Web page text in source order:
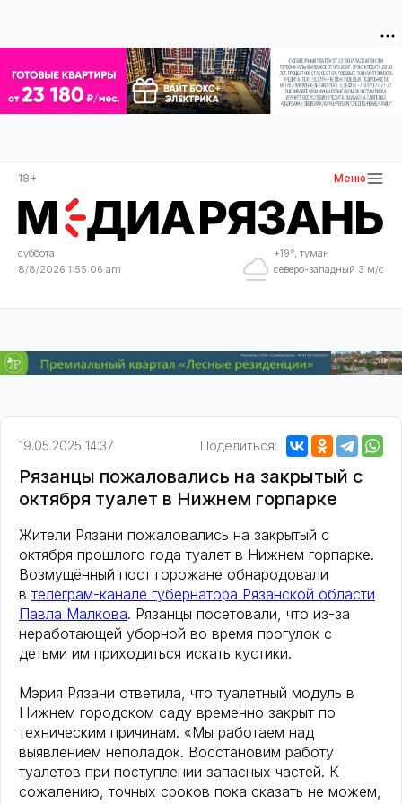
18+ Меню
суббота
8/8/2026 1:55:06 am
+19°, туман
северо-западный 3 м/с
19.05.2025 14:37 Поделиться:
Рязанцы пожаловались на закрытый с
октября туалет в Нижнем горпарке
Жители Рязани пожаловались на закрытый с
октября прошлого года туалет в Нижнем горпарке.
Возмущённый пост горожане обнародовали
в телеграм-канале губернатора Рязанской области
Павла Малкова. Рязанцы посетовали, что из-за
неработающей уборной во время прогулок с
детьми им приходиться искать кустики.
Мэрия Рязани ответила, что туалетный модуль в
Нижнем городском саду временно закрыт по
техническим причинам. «Мы работаем над
выявлением неполадок. Восстановим работу
туалетов при поступлении запасных частей. К
сожалению, точных сроков пока сказать не можем,